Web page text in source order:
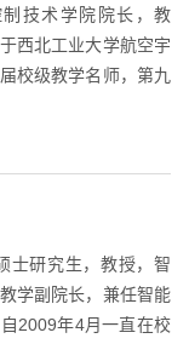
技术学院院长，教
西北工业大学航空宇
校级教学名师，第九
第十一届陕西省航空
训工作。 近年来在
十余篇，主编教材两
与完成西北工业大学
士研究生，教授，智
学副院长，兼任智能
2009年4月一直在校